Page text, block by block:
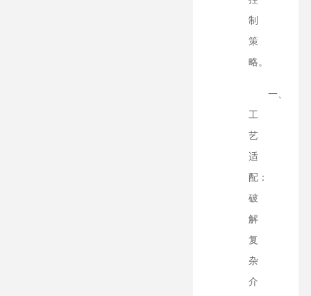
制
策
略。
一、
工
艺
适
配：
破
解
复
杂
介